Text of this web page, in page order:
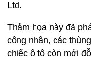
Ltd.
Thảm họa này đã
công nhân, các
chiếc ô tô còn mới